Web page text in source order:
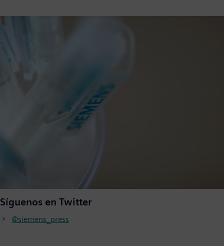
Síguenos en Twitter
@siemens_press